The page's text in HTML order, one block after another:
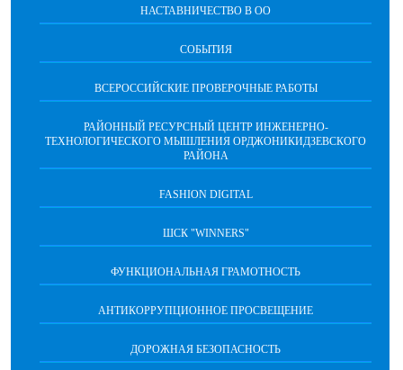
НАСТАВНИЧЕСТВО В ОО
СОБЫТИЯ
ВСЕРОССИЙСКИЕ ПРОВЕРОЧНЫЕ РАБОТЫ
РАЙОННЫЙ РЕСУРСНЫЙ ЦЕНТР ИНЖЕНЕРНО-
ТЕХНОЛОГИЧЕСКОГО МЫШЛЕНИЯ ОРДЖОНИКИДЗЕВСКОГО
РАЙОНА
FASHION DIGITAL
ШСК "WINNERS"
ФУНКЦИОНАЛЬНАЯ ГРАМОТНОСТЬ
АНТИКОРРУПЦИОННОЕ ПРОСВЕЩЕНИЕ
ДОРОЖНАЯ БЕЗОПАСНОСТЬ